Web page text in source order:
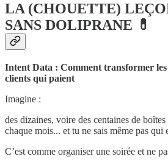
LA (CHOUETTE)
SANS DOLIPRANE 💊
Intent Data : Comment transformer les
clients qui paient
Imagine :
des dizaines, voire des centaines de
chaque mois... et tu ne sais même pas qui
C’est comme organiser une soirée et ne